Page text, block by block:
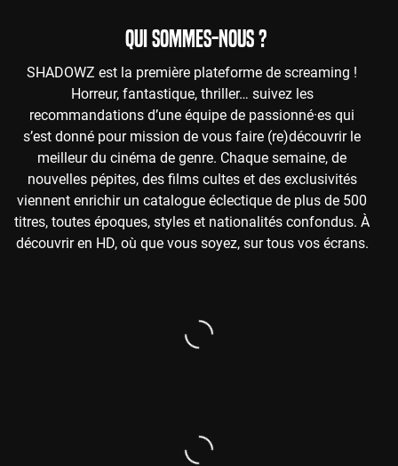
QUI SOMMES-NOUS ?
SHADOWZ est la première plateforme de screaming !
Horreur, fantastique, thriller… suivez les
recommandations d’une équipe de passionné·es qui
s’est donné pour mission de vous faire (re)découvrir le
meilleur du cinéma de genre. Chaque semaine, de
nouvelles pépites, des films cultes et des exclusivités
viennent enrichir un catalogue éclectique de plus de 500
titres, toutes époques, styles et nationalités confondus. À
découvrir en HD, où que vous soyez, sur tous vos écrans.